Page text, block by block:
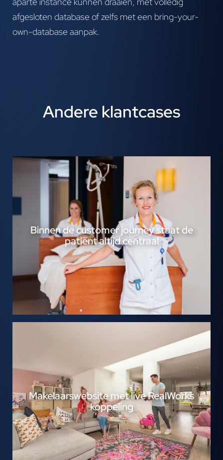
afgesloten database of zelfs met een bring-your-
own-database aanpak.
Andere klantcases
Binnen de customer journey staat de
patiënt altijd centraal
Makelaarswebsite met live RealWorks
koppeling